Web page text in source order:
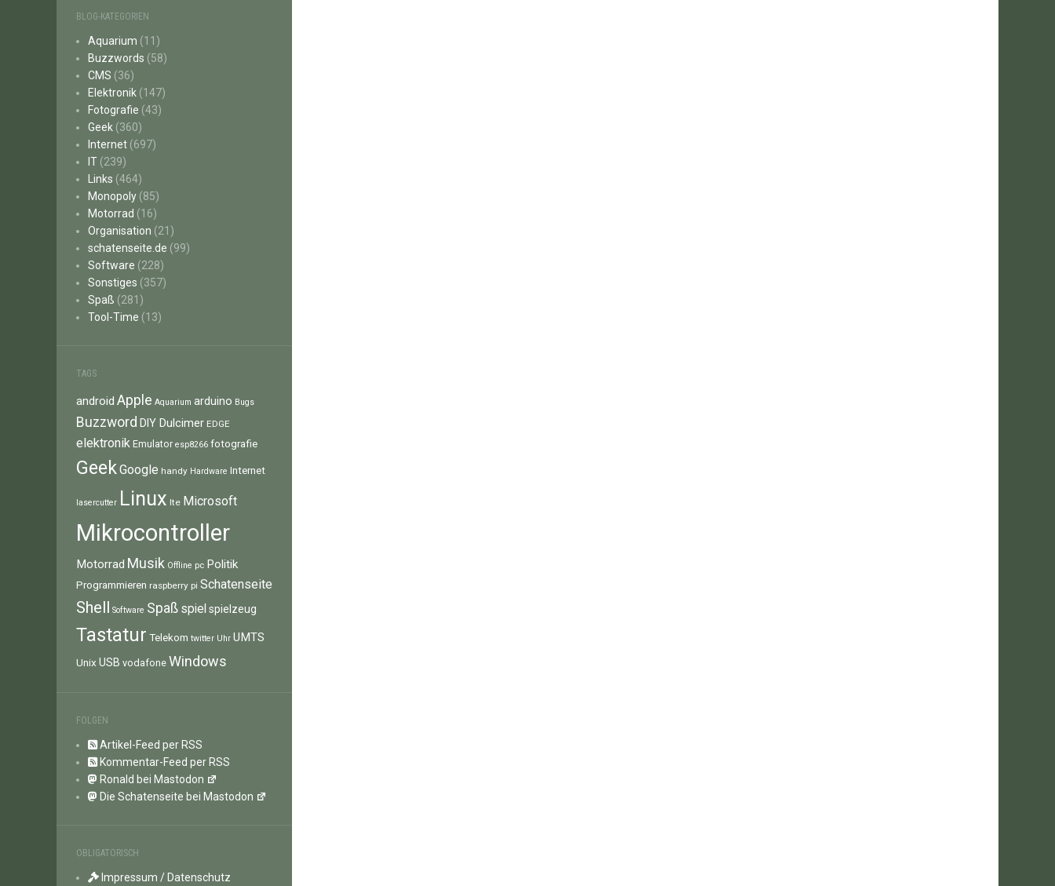
BLOG-KATEGORIEN
Aquarium (11)
Buzzwords (58)
CMS (36)
Elektronik (147)
Fotografie (43)
Geek (360)
Internet (697)
IT (239)
Links (464)
Monopoly (85)
Motorrad (16)
Organisation (21)
schatenseite.de (99)
Software (228)
Sonstiges (357)
Spaß (281)
Tool-Time (13)
TAGS
android Apple Aquarium arduino Bugs
Buzzword DIY Dulcimer EDGE
elektronik Emulator esp8266 fotografie
GeekGoogle handy Hardware Internet
lasercutter Linux lte Microsoft
Mikrocontroller
Motorrad Musik Offline pc Politik
Programmieren raspberry pi Schatenseite
Shell Software Spaß spiel spielzeug
Tastatur Telekom twitter Uhr UMTS
Unix USB vodafone Windows
FOLGEN
Artikel-Feed per RSS
Kommentar-Feed per RSS
Ronald bei Mastodon
Die Schatenseite bei Mastodon
OBLIGATORISCH
Impressum / Datenschutz